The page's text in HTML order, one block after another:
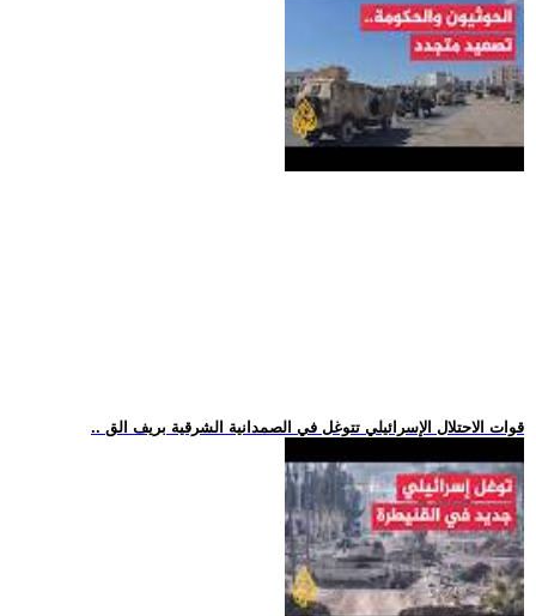
.. قوات الاحتلال الإسرائيلي تتوغل في الصمدانية الشرقية بريف الق